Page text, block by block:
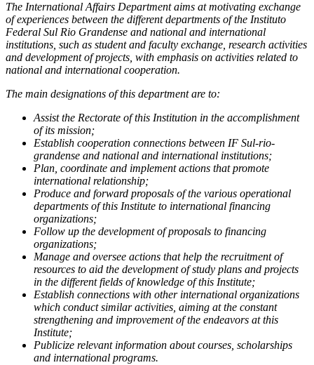
The International Affairs Department aims at motivating exchange
of experiences between the different departments of the Instituto
Federal Sul Rio Grandense and national and international
institutions, such as student and faculty exchange, research activities
and development of projects, with emphasis on activities related to
national and international cooperation.
The main designations of this department are to:
Assist the Rectorate of this Institution in the accomplishment
of its mission;
Establish cooperation connections between IF Sul-rio-
grandense and national and international institutions;
Plan, coordinate and implement actions that promote
international relationship;
Produce and forward proposals of the various operational
departments of this Institute to international financing
organizations;
Follow up the development of proposals to financing
organizations;
Manage and oversee actions that help the recruitment of
resources to aid the development of study plans and projects
in the different fields of knowledge of this Institute;
Establish connections with other international organizations
which conduct similar activities, aiming at the constant
strengthening and improvement of the endeavors at this
Institute;
Publicize relevant information about courses, scholarships
and international programs.